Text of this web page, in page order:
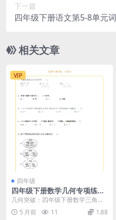
下一篇
四年级下册语文第5-8单元
相关文章
VIP
四年级
四年级下册数学几何专项练
习：三角形核心考点与分类强
几何突破：四年级下册数学三角形
专项训练详解 进入四年级下册数学
的学习，几何图形的...
5 月前 11 1.88